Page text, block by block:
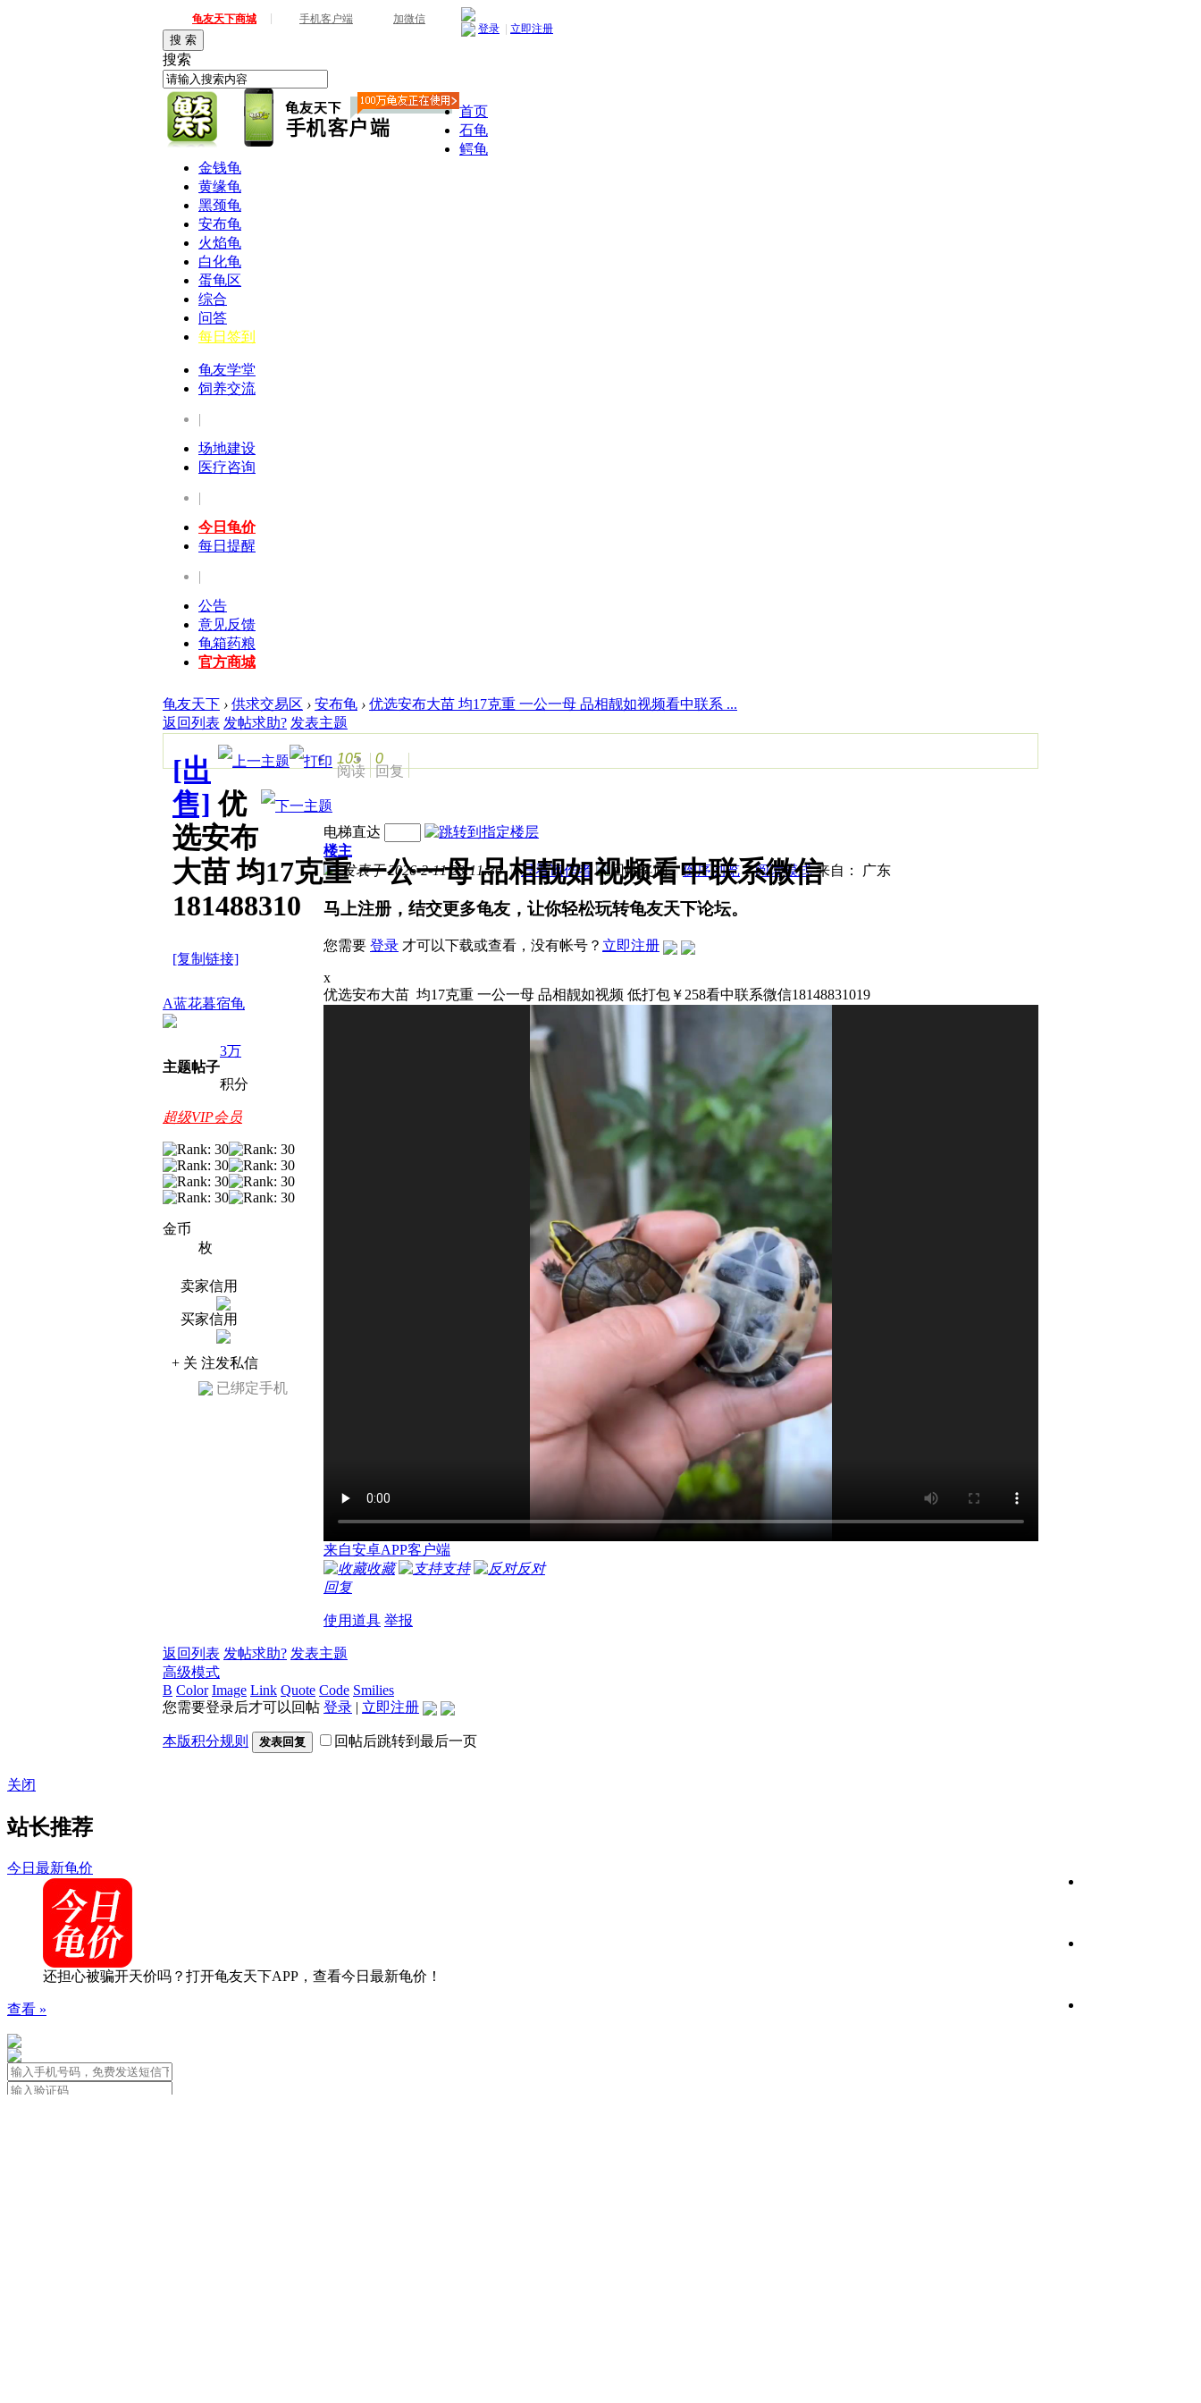
龟友天下商城 手机客户端 加微信
登录 立即注册
搜 索
搜索
首页
石龟
鳄龟
金钱龟
黄缘龟
黑颈龟
安布龟
火焰龟
白化龟
蛋龟区
综合
问答
每日签到
龟友学堂
饲养交流
|
场地建设
医疗咨询
|
今日龟价
每日提醒
|
公告
意见反馈
龟箱药粮
官方商城
龟友天下 › 供求交易区 › 安布龟 › 优选安布大苗 均17克重 一公一母 品相靓如视频看中联系 ...
返回列表 发帖求助? 发表主题
105
阅读
0
回复
[出
售] 优
选安布
大苗 均17克重 一公一母 品相靓如视频看中联系微信
181488310
[复制链接]
A蓝花暮宿龟
主题帖子
3万
积分
超级VIP会员
金币
枚
卖家信用
买家信用
+ 关 注发私信
已绑定手机
电梯直达
楼主
发表于 2026-2-11 23:11:36 | 只看该作者 | 倒序浏览 | 阅读模式来自： 广东
马上注册，结交更多龟友，让你轻松玩转龟友天下论坛。
您需要 登录 才可以下载或查看，没有帐号？ 立即注册
x
优选安布大苗 均17克重 一公一母 品相靓如视频 低打包￥258看中联系微信18148831019
来自安卓APP客户端
收藏
支持
反对
回复
使用道具 举报
返回列表 发帖求助? 发表主题
高级模式
B Color Image Link Quote Code Smilies
您需要登录后才可以回帖 登录 | 立即注册
本版积分规则 发表回复 回帖后跳转到最后一页
关闭
站长推荐
今日最新龟价
还担心被骗开天价吗？打开龟友天下APP，查看今日最新龟价！
查看 »